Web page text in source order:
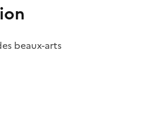
beaux-arts